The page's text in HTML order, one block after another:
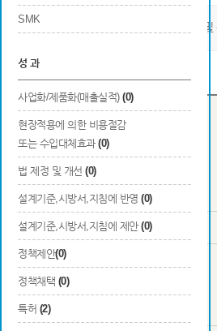
SMK
성 과
사업화/제품화(매출실적) (0)
현장적용에 의한 비용절감
또는 수입대체효과 (0)
법 제정 및 개선 (0)
설계기준,시방서,지침에 반영 (0)
설계기준,시방서,지침에 제안 (0)
정책제안(0)
정책채택 (0)
특허 (2)
온실가스 저감을 위한 국토도시공간 계획
사업명
국가과학표준분류